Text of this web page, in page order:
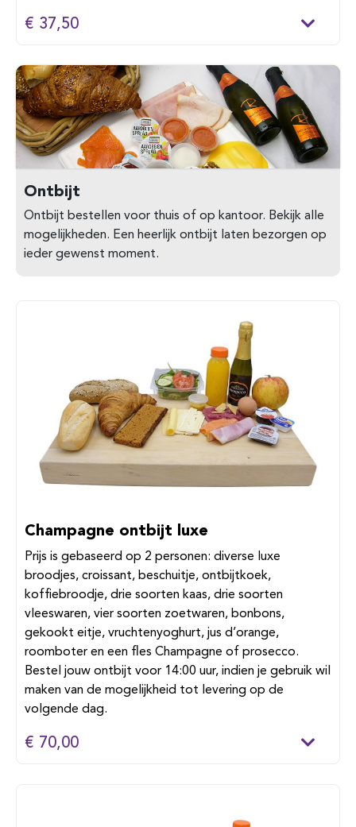
€ 37,50
Ontbijt
Ontbijt bestellen voor thuis of op kantoor. Bekijk alle
mogelijkheden. Een heerlijk ontbijt laten bezorgen op
ieder gewenst moment.
Champagne ontbijt luxe
Prijs is gebaseerd op 2 personen: diverse luxe
broodjes, croissant, beschuitje, ontbijtkoek,
koffiebroodje, drie soorten kaas, drie soorten
vleeswaren, vier soorten zoetwaren, bonbons,
gekookt eitje, vruchtenyoghurt, jus d’orange,
roomboter en een fles Champagne of prosecco.
Bestel jouw ontbijt voor 14:00 uur, indien je gebruik wil
maken van de mogelijkheid tot levering op de
volgende dag.
€ 70,00